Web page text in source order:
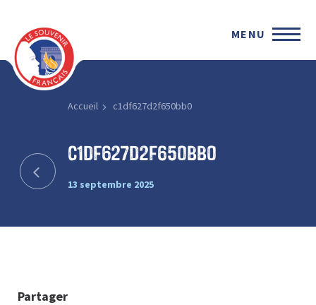
MENU
Accueil c1df627d2f650bb0
c1df627d2f650bb0
13 septembre 2025
Partager